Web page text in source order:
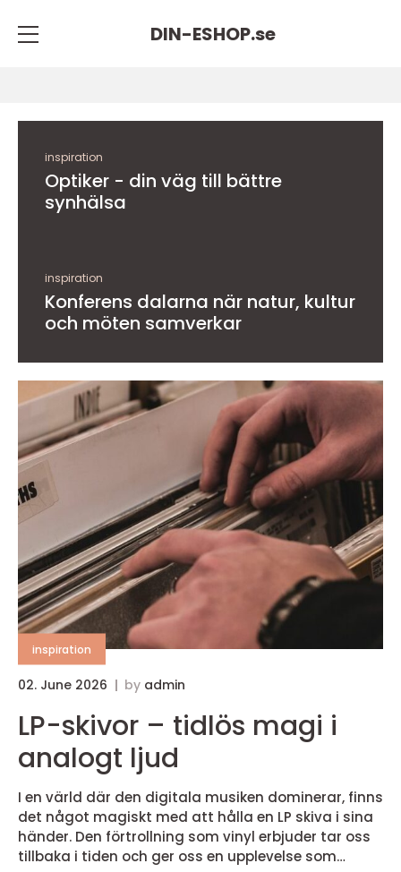
DIN-ESHOP.se
inspiration
Optiker - din väg till bättre
synhälsa
inspiration
Konferens dalarna när natur, kultur
och möten samverkar
inspiration
02. June 2026 by admin
LP-skivor – tidlös magi i
analogt ljud
I en värld där den digitala musiken dominerar, finns
det något magiskt med att hålla en LP skiva i sina
händer. Den förtrollning som vinyl erbjuder tar oss
tillbaka i tiden och ger oss en upplevelse som